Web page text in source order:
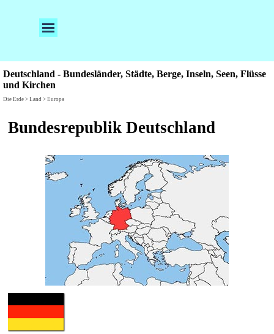
Deutschland - Bundesländer, Städte, Berge, Inseln, Seen, Flüsse
und Kirchen
Die Erde > Land > Europa
Bundesrepublik Deutschland